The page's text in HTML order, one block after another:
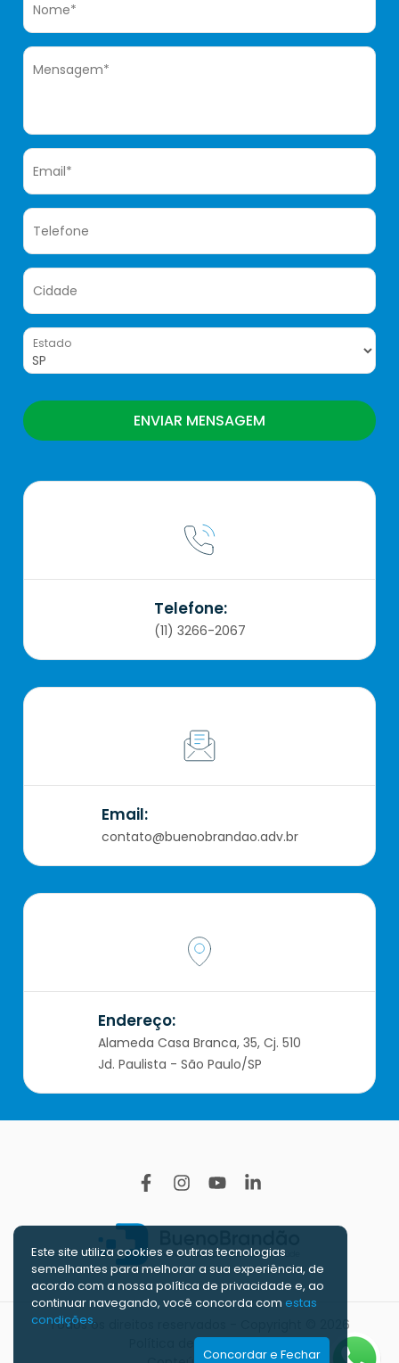
Nome*
Mensagem*
Email*
Telefone
Cidade
Estado
Telefone:
(11) 3266-2067
Email:
contato@buenobrandao.adv.br
Endereço:
Alameda Casa Branca, 35, Cj. 510
Jd. Paulista - São Paulo/SP
Todos os direitos reservados - Copyright © 2026
Política de Privacidade
Este site utiliza cookies e outras tecnologias
semelhantes para melhorar a sua experiência, de
acordo com a nossa polí­tica de privacidade e, ao
continuar navegando, você concorda com estas
condições.
Concordar e Fechar